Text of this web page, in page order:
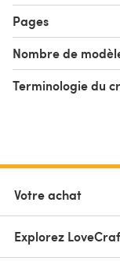
Pages
Nombre de
Terminologie du
Votre achat
Explorez